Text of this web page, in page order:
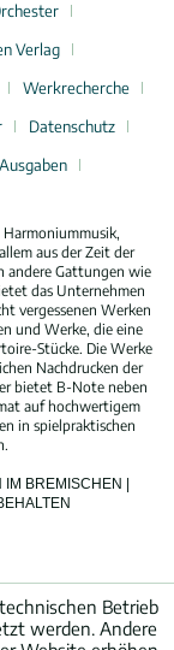
Verlag
Werkrecherche
Datenschutz
aus der Zeit der
andere Gattungen wie
das Unternehmen
vergessenen Werken
und Werke, die eine
Stücke. Die Werke
Nachdrucken der
bietet B-Note neben
auf hochwertigem
in spielpraktischen
BREMISCHEN |
Betrieb
werden. Andere